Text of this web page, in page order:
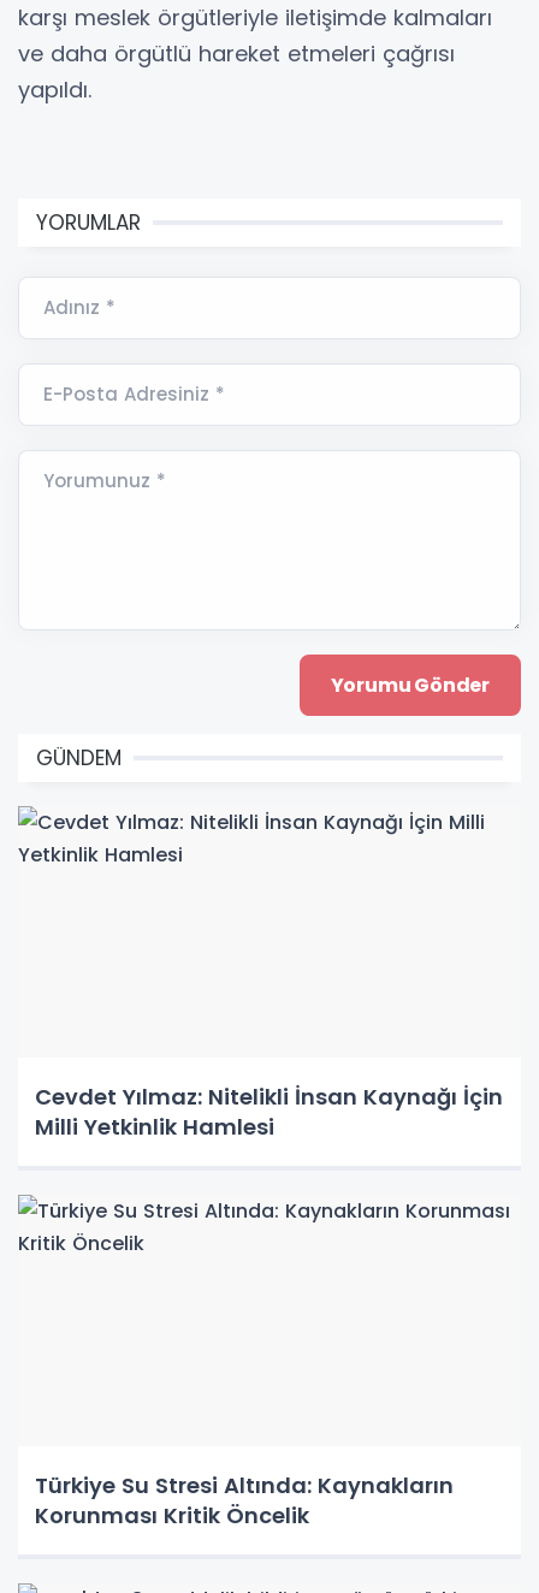
karşı meslek örgütleriyle iletişimde kalmaları
ve daha örgütlü hareket etmeleri çağrısı
yapıldı.
YORUMLAR
Adınız *
E-Posta Adresiniz *
Yorumunuz *
GÜNDEM
Cevdet Yılmaz: Nitelikli İnsan Kaynağı İçin
Milli Yetkinlik Hamlesi
Türkiye Su Stresi Altında: Kaynakların
Korunması Kritik Öncelik